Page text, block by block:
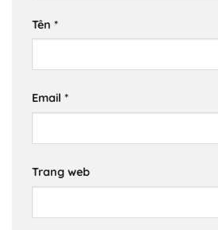
Tên *
Email *
Trang web